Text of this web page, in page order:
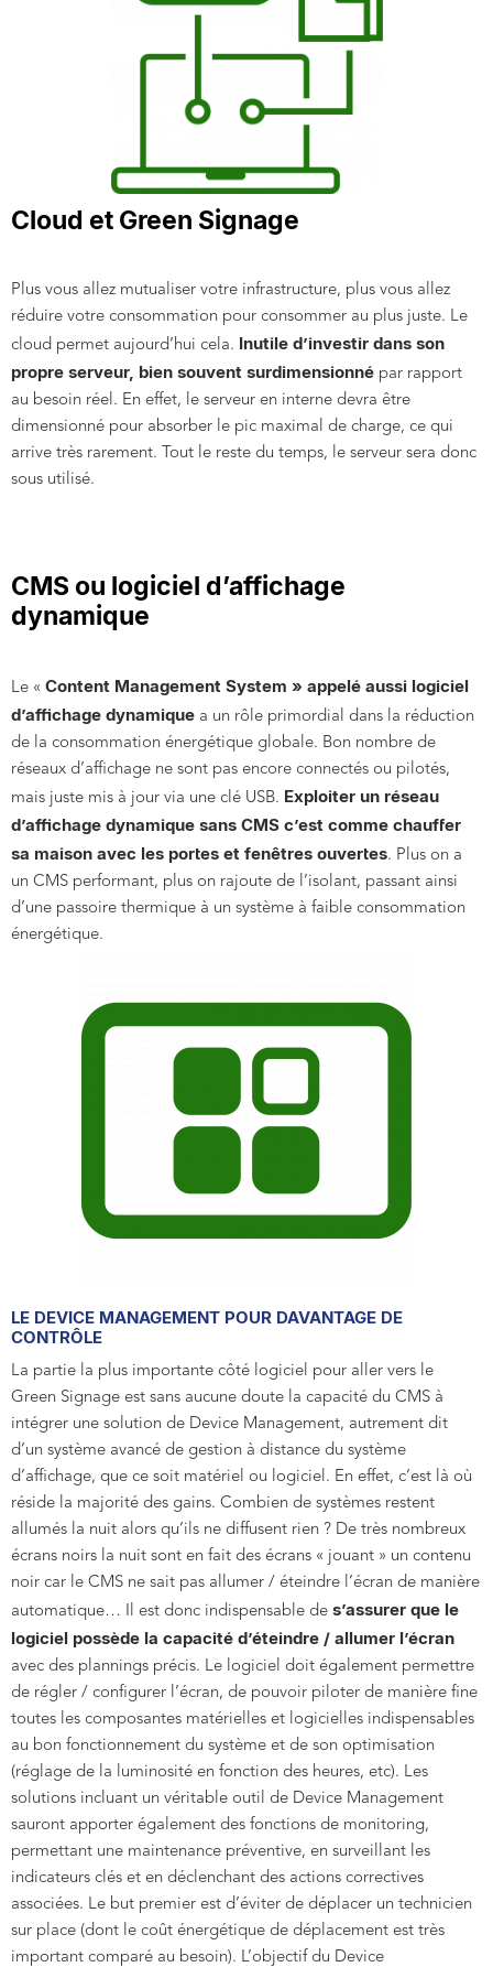
Cloud et Green Signage
Plus vous allez mutualiser votre infrastructure, plus vous allez
réduire votre consommation pour consommer au plus juste. Le
cloud permet aujourd’hui cela. Inutile d’investir dans son
propre serveur, bien souvent surdimensionné par rapport
au besoin réel. En effet, le serveur en interne devra être
dimensionné pour absorber le pic maximal de charge, ce qui
arrive très rarement. Tout le reste du temps, le serveur sera donc
sous utilisé.
CMS ou logiciel d’affichage
dynamique
Le « Content Management System » appelé aussi logiciel
d’affichage dynamique a un rôle primordial dans la réduction
de la consommation énergétique globale. Bon nombre de
réseaux d’affichage ne sont pas encore connectés ou pilotés,
mais juste mis à jour via une clé USB. Exploiter un réseau
d’affichage dynamique sans CMS c’est comme chauffer
sa maison avec les portes et fenêtres ouvertes. Plus on a
un CMS performant, plus on rajoute de l’isolant, passant ainsi
d’une passoire thermique à un système à faible consommation
énergétique.
LE DEVICE MANAGEMENT POUR DAVANTAGE DE
CONTRÔLE
La partie la plus importante côté logiciel pour aller vers le
Green Signage est sans aucune doute la capacité du CMS à
intégrer une solution de Device Management, autrement dit
d’un système avancé de gestion à distance du système
d’affichage, que ce soit matériel ou logiciel. En effet, c’est là où
réside la majorité des gains. Combien de systèmes restent
allumés la nuit alors qu’ils ne diffusent rien ? De très nombreux
écrans noirs la nuit sont en fait des écrans « jouant » un contenu
noir car le CMS ne sait pas allumer / éteindre l’écran de manière
automatique… Il est donc indispensable de s’assurer que le
logiciel possède la capacité d’éteindre / allumer l’écran
avec des plannings précis. Le logiciel doit également permettre
de régler / configurer l’écran, de pouvoir piloter de manière fine
toutes les composantes matérielles et logicielles indispensables
au bon fonctionnement du système et de son optimisation
(réglage de la luminosité en fonction des heures, etc). Les
solutions incluant un véritable outil de Device Management
sauront apporter également des fonctions de monitoring,
permettant une maintenance préventive, en surveillant les
indicateurs clés et en déclenchant des actions correctives
associées. Le but premier est d’éviter de déplacer un technicien
sur place (dont le coût énergétique de déplacement est très
important comparé au besoin). L’objectif du Device